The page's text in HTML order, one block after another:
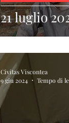
21 luglio
Civitas Viscontea
9 giu 2024
Tempo di